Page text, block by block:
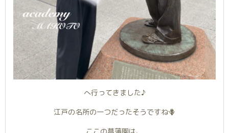
へ行ってきました♪
江戸の名所の一つだったそうですね🪻